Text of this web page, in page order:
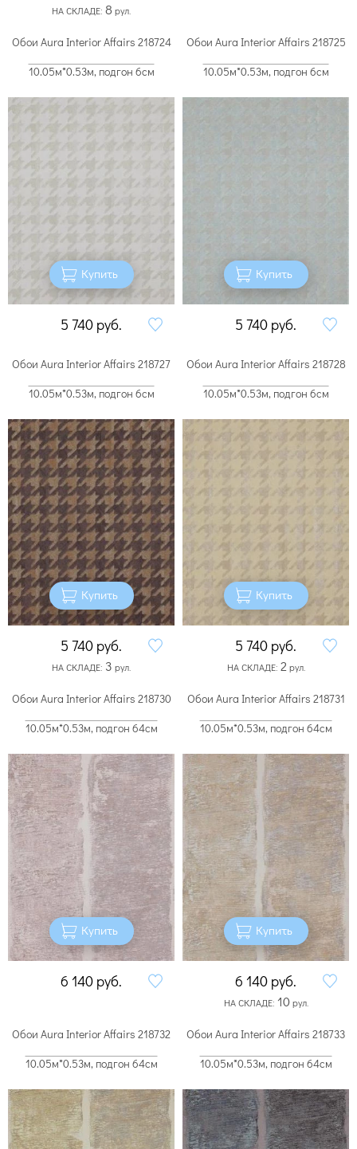
НА СКЛАДЕ: 8 рул.
Обои Aura Interior Affairs 218724
10.05м*0.53м, подгон 6см
Купить
5 740 руб.
Обои Aura Interior Affairs 218725
10.05м*0.53м, подгон 6см
Купить
5 740 руб.
Обои Aura Interior Affairs 218727
10.05м*0.53м, подгон 6см
Купить
5 740 руб.
НА СКЛАДЕ: 3 рул.
Обои Aura Interior Affairs 218728
10.05м*0.53м, подгон 6см
Купить
5 740 руб.
НА СКЛАДЕ: 2рул.
Обои Aura Interior Affairs 218730
10.05м*0.53м, подгон 64см
Купить
6 140 руб.
Обои Aura Interior Affairs 218731
10.05м*0.53м, подгон 64см
Купить
6 140 руб.
НА СКЛАДЕ: 10рул.
Обои Aura Interior Affairs 218732
10.05м*0.53м, подгон 64см
Обои Aura Interior Affairs 218733
10.05м*0.53м, подгон 64см